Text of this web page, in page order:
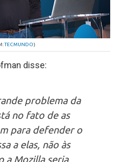
TECMUNDO)
disse:
problema da
no fato de as
para defender o
a elas, não às
a Mozilla seria